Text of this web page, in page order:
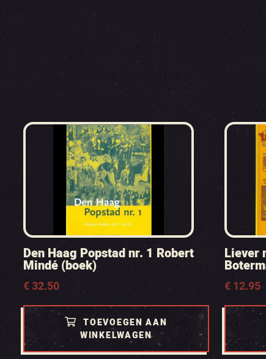
Den Haag Popstad nr. 1 Robert
Mindé (boek)
€32.50
TOEVOEGEN AAN
WINKELWAGEN
Liever
€12.95